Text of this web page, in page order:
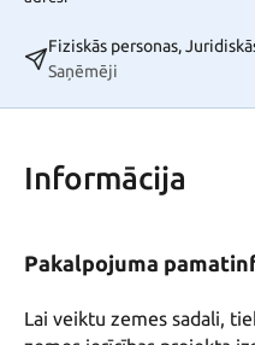
Fiziskās personas,
Saņēmēji
Informācija
Pakalpojuma
Lai veiktu zemes sadali,